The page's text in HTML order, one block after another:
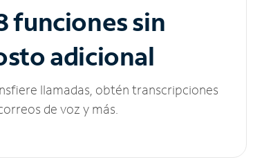
funciones sin
adicional
llamadas, obtén transcripciones
de voz y más.